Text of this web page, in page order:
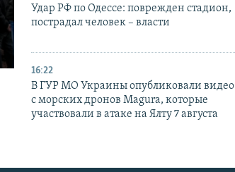
Удар РФ по Одессе: поврежден стадион,
пострадал человек – власти
16:22
В ГУР МО Украины опубликовали видео
с морских дронов Magura, которые
участвовали в атаке на Ялту 7 августа